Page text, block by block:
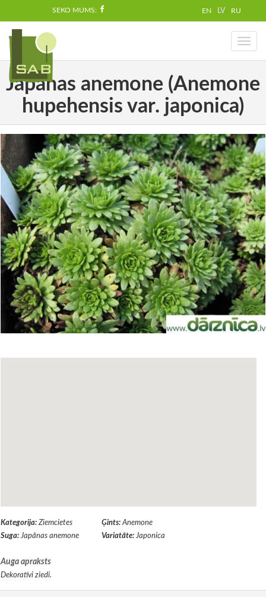
SEKO MUMS: EN LV RU
Toggle
Japānas anemone (Anemone
hupehensis var. japonica)
Kategorija: Ziemcietes Ģints: Anemone
Suga: Japānas anemone Variatāte: Japonica
Auga apraksts
Dekoratīvi ziedi.